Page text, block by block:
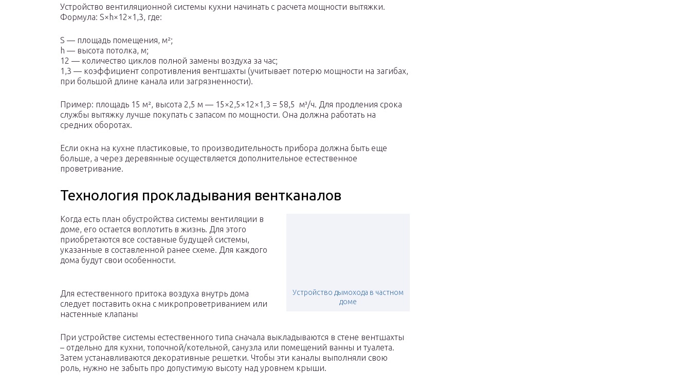
Устройство вентиляционной системы кухни начинать с расчета мощности вытяжки.
Формула: S×h×12×1,3, где:
S — площадь помещения, м²;
h — высота потолка, м;
12 — количество циклов полной замены воздуха за час;
1,3 — коэффициент сопротивления вентшахты (учитывает потерю мощности на загибах,
при большой длине канала или загрязненности).
Пример: площадь 15 м², высота 2,5 м — 15×2,5×12×1,3 = 58,5 м³/ч. Для продления срока
службы вытяжку лучше покупать с запасом по мощности. Она должна работать на
средних оборотах.
Если окна на кухне пластиковые, то производительность прибора должна быть еще
больше, а через деревянные осуществляется дополнительное естественное
проветривание.
Технология прокладывания вентканалов
Устройство дымохода в частном
доме
Когда есть план обустройства системы вентиляции в
доме, его остается воплотить в жизнь. Для этого
приобретаются все составные будущей системы,
указанные в составленной ранее схеме. Для каждого
дома будут свои особенности.
Для естественного притока воздуха внутрь дома
следует поставить окна с микропроветриванием или
настенные клапаны
При устройстве системы естественного типа сначала выкладываются в стене вентшахты
– отдельно для кухни, топочной/котельной, санузла или помещений ванны и туалета.
Затем устанавливаются декоративные решетки. Чтобы эти каналы выполняли свою
роль, нужно не забыть про допустимую высоту над уровнем крыши.